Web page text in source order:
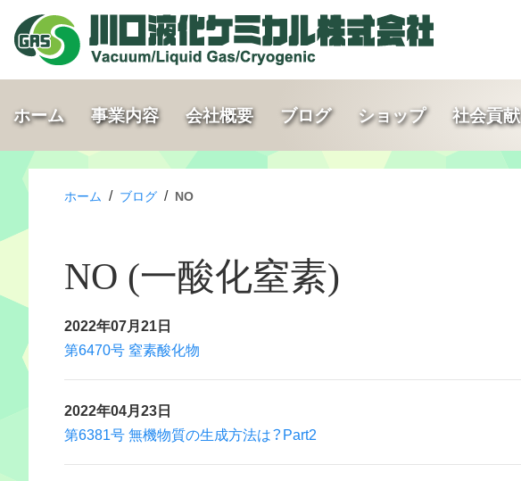
ホーム 事業内容 会社概要 ブログ ショップ 社会貢献
ホーム / ブログ / NO
NO (一酸化窒素)
2022年07月21日
第6470号 窒素酸化物
2022年04月23日
第6381号 無機物質の生成方法は？Part2